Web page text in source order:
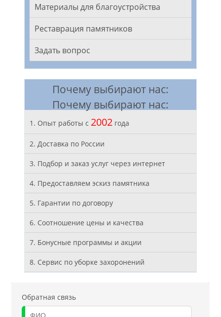
Материалы для благоустройства
Реставрация памятников
Задать вопрос
Почему выбирают нас:
Почему выбирают нас:
1. Опыт работы с 2002 года
2. Доставка по России
3. Подбор и заказ услуг через интернет
4. Предоставляем эскиз памятника
5. Гарантии по договору
6. Соотношение цены и качества
7. Бонусные программы и акции
8. Cервис по уборке захоронений
Обратная связь